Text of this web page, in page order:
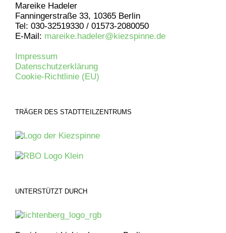
Mareike Hadeler
Fanningerstraße 33, 10365 Berlin
Tel: 030-32519330 / 01573-2080050
E-Mail: mareike.hadeler@kiezspinne.de
Impressum
Datenschutzerklärung
Cookie-Richtlinie (EU)
TRÄGER DES STADTTEILZENTRUMS
UNTERSTÜTZT DURCH